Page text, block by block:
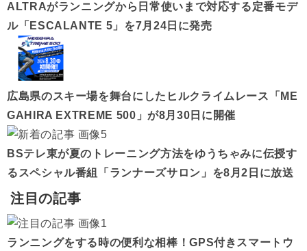
ALTRAがランニングから日常使いまで対応する定番モデ
ル「ESCALANTE 5」を7月24日に発売
広島県のスキー場を舞台にしたヒルクライムレース「ME
GAHIRA EXTREME 500」が8月30日に開催
BSテレ東が夏のトレーニング方法をゆうちゃみに伝授す
るスペシャル番組「ランナーズサロン」を8月2日に放送
注目の記事
ランニングをする時の便利な相棒！GPS付きスマートウ